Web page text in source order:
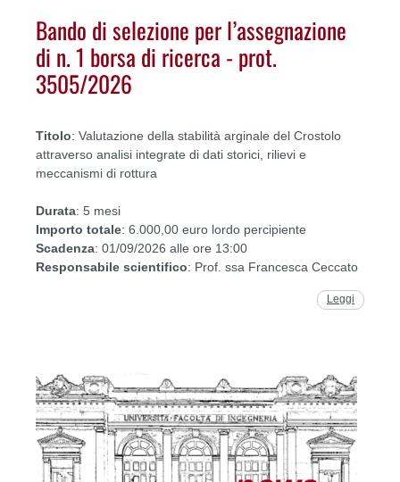
Bando di selezione per l’assegnazione
di n. 1 borsa di ricerca - prot.
3505/2026
Titolo: Valutazione della stabilità arginale del Crostolo
attraverso analisi integrate di dati storici, rilievi e
meccanismi di rottura
Durata: 5 mesi
Importo totale: 6.000,00 euro lordo percipiente
Scadenza: 01/09/2026 alle ore 13:00
Responsabile scientifico: Prof. ssa Francesca Ceccato
Leggi